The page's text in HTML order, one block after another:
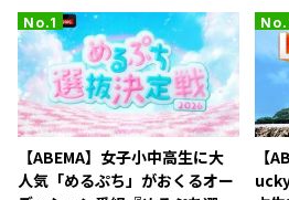
【ABEMA】女子小中高生に大
人気「めるぷち」がおくるオー
【